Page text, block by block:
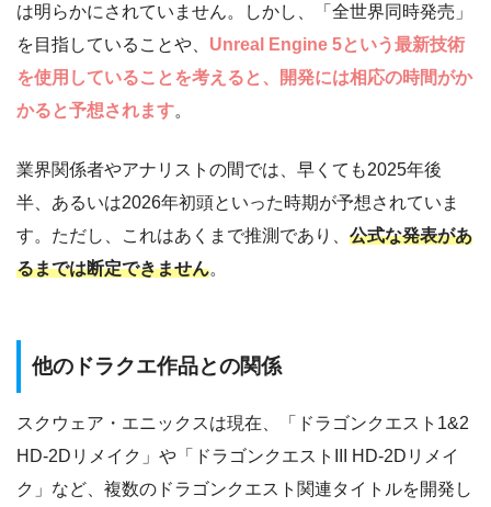
は明らかにされていません。しかし、「全世界同時発売」
を目指していることや、 Unreal Engine 5という最新技術
を使用していることを考えると、開発には相応の時間がか
かると予想されます。
業界関係者やアナリストの間では、早くても2025年後
半、あるいは2026年初頭といった時期が予想されていま
す。ただし、これはあくまで推測であり、 公式な発表があ
るまでは断定できません。
他のドラクエ作品との関係
スクウェア・エニックスは現在、「ドラゴンクエスト1&2
HD-2Dリメイク」や「ドラゴンクエストIII HD-2Dリメイ
ク」など、複数のドラゴンクエスト関連タイトルを開発し